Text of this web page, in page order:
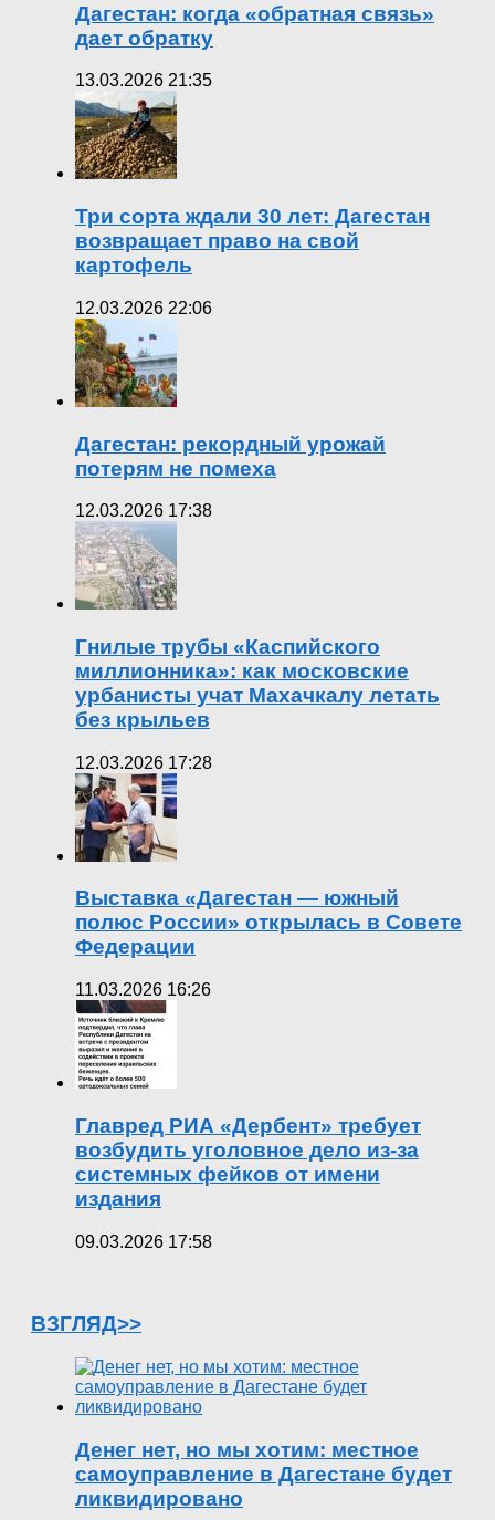
Дагестан: когда «обратная связь»
дает обратку
13.03.2026 21:35
Три сорта ждали 30 лет: Дагестан
возвращает право на свой
картофель
12.03.2026 22:06
Дагестан: рекордный урожай
потерям не помеха
12.03.2026 17:38
Гнилые трубы «Каспийского
миллионника»: как московские
урбанисты учат Махачкалу летать
без крыльев
12.03.2026 17:28
Выставка «Дагестан — южный
полюс России» открылась в Совете
Федерации
11.03.2026 16:26
Главред РИА «Дербент» требует
возбудить уголовное дело из-за
системных фейков от имени
издания
09.03.2026 17:58
ВЗГЛЯД>>
Денег нет, но мы хотим: местное
самоуправление в Дагестане будет
ликвидировано